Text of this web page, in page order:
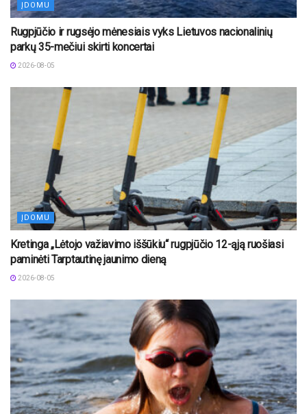
ĮDOMU
Rugpjūčio ir rugsėjo mėnesiais vyks Lietuvos nacionalinių
parkų 35-mečiui skirti koncertai
2026-08-05
ĮDOMU
Kretinga „Lėtojo važiavimo iššūkiu“ rugpjūčio 12-ąją ruošiasi
paminėti Tarptautinę jaunimo dieną
2026-08-05